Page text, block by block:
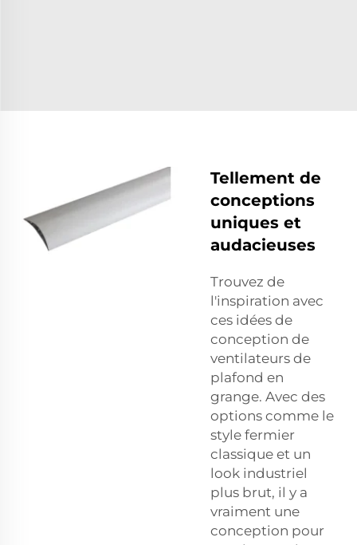
Tellement de
conceptions
uniques et
audacieuses
Trouvez de
l'inspiration avec
ces idées de
conception de
ventilateurs de
plafond en
grange. Avec des
options comme le
style fermier
classique et un
look industriel
plus brut, il y a
vraiment une
conception pour